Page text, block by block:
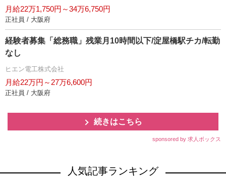
月給22万1,750円～34万6,750円
正社員 / 大阪府
経験者募集「総務職」残業月10時間以下/淀屋橋駅チカ/転勤
なし
ヒエン電工株式会社
月給22万円～27万6,600円
正社員 / 大阪府
続きはこちら
sponsored by 求人ボックス
人気記事ランキング